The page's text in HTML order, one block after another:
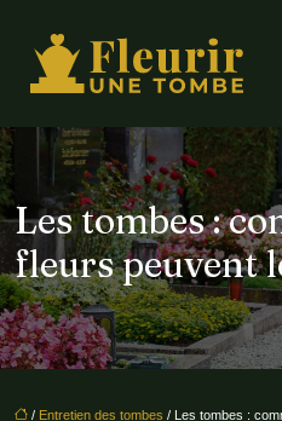
Les tombes :
fleurs peuvent
/ Entretien des tombes / Les tombes :